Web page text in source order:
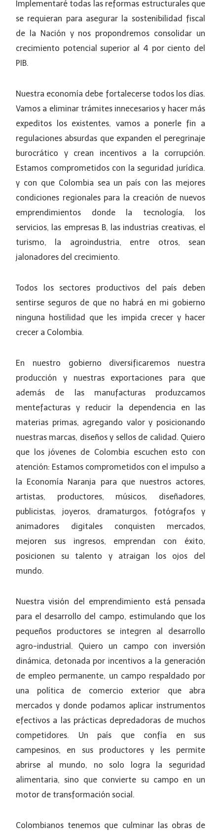
Implementaré todas las reformas estructurales que
se requieran para asegurar la sostenibilidad fiscal
de la Nación y nos propondremos consolidar un
crecimiento potencial superior al 4 por ciento del
PIB.
Nuestra economía debe fortalecerse todos los días.
Vamos a eliminar trámites innecesarios y hacer más
expeditos los existentes, vamos a ponerle fin a
regulaciones absurdas que expanden el peregrinaje
burocrático y crean incentivos a la corrupción.
Estamos comprometidos con la seguridad jurídica.
y con que Colombia sea un país con las mejores
condiciones regionales para la creación de nuevos
emprendimientos donde la tecnología, los
servicios, las empresas B, las industrias creativas, el
turismo, la agroindustria, entre otros, sean
jalonadores del crecimiento.
Todos los sectores productivos del país deben
sentirse seguros de que no habrá en mi gobierno
ninguna hostilidad que les impida crecer y hacer
crecer a Colombia.
En nuestro gobierno diversificaremos nuestra
producción y nuestras exportaciones para que
además de las manufacturas produzcamos
mentefacturas y reducir la dependencia en las
materias primas, agregando valor y posicionando
nuestras marcas, diseños y sellos de calidad. Quiero
que los jóvenes de Colombia escuchen esto con
atención: Estamos comprometidos con el impulso a
la Economía Naranja para que nuestros actores,
artistas, productores, músicos, diseñadores,
publicistas, joyeros, dramaturgos, fotógrafos y
animadores digitales conquisten mercados,
mejoren sus ingresos, emprendan con éxito,
posicionen su talento y atraigan los ojos del
mundo.
Nuestra visión del emprendimiento está pensada
para el desarrollo del campo, estimulando que los
pequeños productores se integren al desarrollo
agro-industrial. Quiero un campo con inversión
dinámica, detonada por incentivos a la generación
de empleo permanente, un campo respaldado por
una política de comercio exterior que abra
mercados y donde podamos aplicar instrumentos
efectivos a las prácticas depredadoras de muchos
competidores. Un país que confía en sus
campesinos, en sus productores y les permite
abrirse al mundo, no solo logra la seguridad
alimentaria, sino que convierte su campo en un
motor de transformación social.
Colombianos tenemos que culminar las obras de